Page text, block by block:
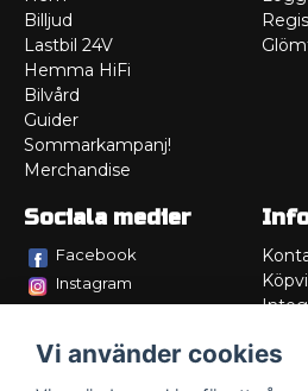
Billjud
Lastbil 24V
Hemma HiFi
Bilvård
Guider
Sommarkampanj!
Merchandise
Sociala medier
Facebook
Instagram
Vi använder cookies